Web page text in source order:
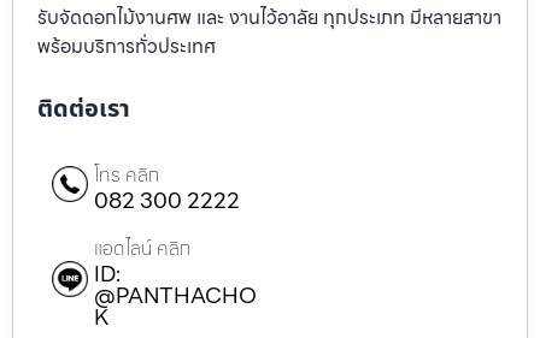
รับจัดดอกไม้งานศพ และ งานไว้อาลัย ทุกประเภท มีหลายสาขา
พร้อมบริการทั่วประเทศ
ติดต่อเรา
โทร คลิก
082 300 2222
แอดไลน์ คลิก
ID:
@PANTHACHO
K